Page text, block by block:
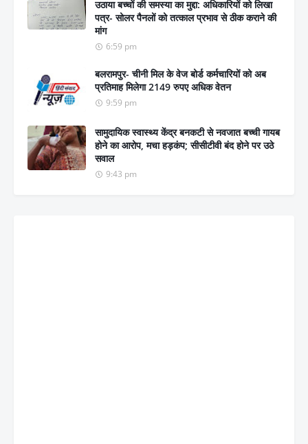
उठाया बच्चों की समस्या का मुद्दा: अधिकारियों को लिखा
पत्र- सोलर पैनलों को तत्काल प्रभाव से ठीक कराने की
मांग
6:59 pm
बलरामपुर- चीनी मिल के वेज बोर्ड कर्मचारियों को अब
प्रतिमाह मिलेगा 2149 रुपए अधिक वेतन
9:59 pm
सामुदायिक स्वास्थ्य केंद्र बनकटी से नवजात बच्ची गायब
होने का आरोप, मचा हड़कंप; सीसीटीवी बंद होने पर उठे
सवाल
9:43 pm